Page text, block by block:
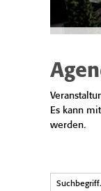
Es kann
werden.